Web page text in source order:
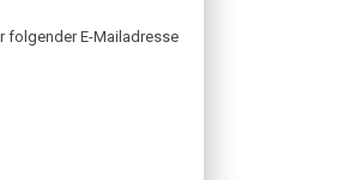
folgender E-Mailadresse